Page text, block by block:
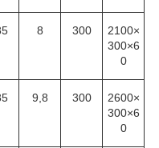
8 300
2100×
300×6
0
9,8 300
2600×
300×6
0